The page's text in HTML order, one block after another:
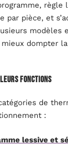
règle
par pièce, et
modèles
dompter
leurs fonctions
de
:
lessive et